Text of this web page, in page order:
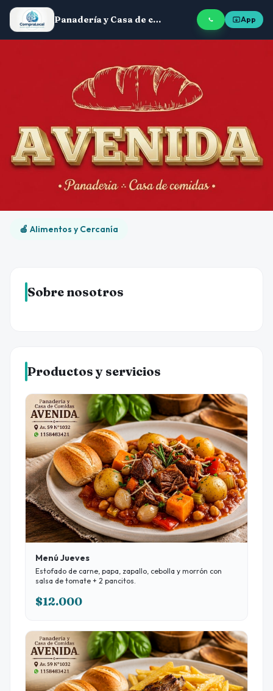
Panadería y Casa de comidas Avenida App
🍎 Alimentos y Cercanía
Sobre nosotros
Productos y servicios
Menú Jueves
Estofado de carne, papa, zapallo, cebolla y morrón con
salsa de tomate + 2 pancitos.
$12.000